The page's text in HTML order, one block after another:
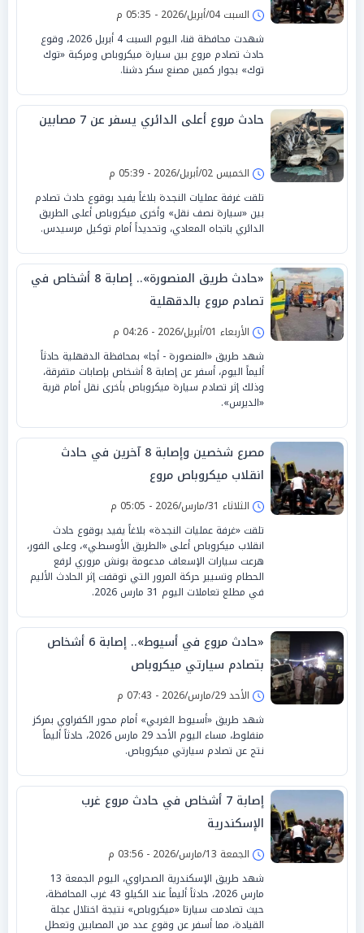
السبت 04/أبريل/2026 - 05:35 م
شهدت محافظة قنا، اليوم السبت 4 أبريل 2026، وقوع
حادث تصادم مروع بين سيارة ميكروباص ومركبة «توك
توك» بجوار كمين مصنع سكر دشنا.
حادث مروع أعلى الدائري يسفر عن 7 مصابين
الخميس 02/أبريل/2026 - 05:39 م
تلقت غرفة عمليات النجدة بلاغاً يفيد بوقوع حادث تصادم
بين «سيارة نصف نقل» وأخرى ميكروباص أعلى الطريق
الدائري باتجاه المعادي، وتحديداً أمام توكيل مرسيدس.
«حادث طريق المنصورة».. إصابة 8 أشخاص في
تصادم مروع بالدقهلية
الأربعاء 01/أبريل/2026 - 04:26 م
شهد طريق «المنصورة - أجا» بمحافظة الدقهلية حادثاً
أليماً اليوم، أسفر عن إصابة 8 أشخاص بإصابات متفرقة،
وذلك إثر تصادم سيارة ميكروباص بأخرى نقل أمام قرية
«الديرس».
مصرع شخصين وإصابة 8 آخرين في حادث
انقلاب ميكروباص مروع
الثلاثاء 31/مارس/2026 - 05:05 م
تلقت «غرفة عمليات النجدة» بلاغاً يفيد بوقوع حادث
انقلاب ميكروباص أعلى «الطريق الأوسطي»، وعلى الفور،
هرعت سيارات الإسعاف مدعومة بونش مروري لرفع
الحطام وتسيير حركة المرور التي توقفت إثر الحادث الأليم
في مطلع تعاملات اليوم 31 مارس 2026.
«حادث مروع في أسيوط».. إصابة 6 أشخاص
بتصادم سيارتي ميكروباص
الأحد 29/مارس/2026 - 07:43 م
شهد طريق «أسيوط الغربي» أمام محور الكفراوي بمركز
منفلوط، مساء اليوم الأحد 29 مارس 2026، حادثاً أليماً
نتج عن تصادم سيارتي ميكروباص.
إصابة 7 أشخاص في حادث مروع غرب
الإسكندرية
الجمعة 13/مارس/2026 - 03:56 م
شهد طريق الإسكندرية الصحراوي، اليوم الجمعة 13
مارس 2026، حادثاً أليماً عند الكيلو 43 غرب المحافظة،
حيث تصادمت سيارتا «ميكروباص» نتيجة اختلال عجلة
القيادة، مما أسفر عن وقوع عدد من المصابين وتعطل